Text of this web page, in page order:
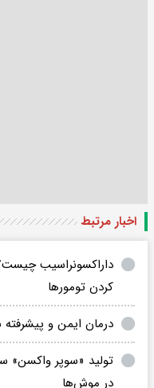
اخبار مرتبط
داراکسونراسیب
کردن تومورها
درمان ایمن و
تولید «سوپر واکسن»
در موش‌ها